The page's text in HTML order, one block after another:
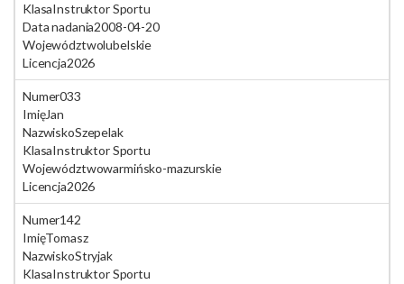
KlasaInstruktor Sportu
Data nadania2008-04-20
Województwolubelskie
Licencja2026
Numer033
ImięJan
NazwiskoSzepelak
KlasaInstruktor Sportu
Województwowarmińsko-mazurskie
Licencja2026
Numer142
ImięTomasz
NazwiskoStryjak
KlasaInstruktor Sportu